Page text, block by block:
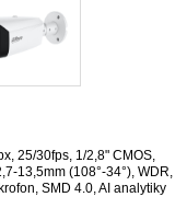
25/30fps, 1/2,8" CMOS,
13,5mm (108°-34°), WDR,
SMD 4.0, AI analytiky